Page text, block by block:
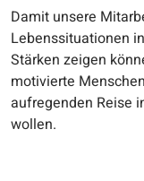
Damit unsere
Lebenssituationen
Stärken zeigen
motivierte
aufregenden Reise
wollen.